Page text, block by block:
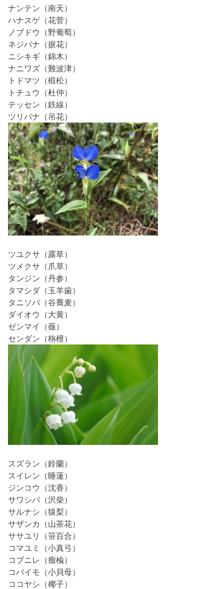
ナンテン（南天）
ハナスゲ（花菅）
ノブドウ（野葡萄）
ネジバナ（捩花）
ニシキギ（錦木）
ナニワズ（難波津）
トドマツ（椴松）
トチュウ（杜仲）
テッセン（鉄線）
ツリバナ（吊花）
ツユクサ（露草）
ツメクサ（爪草）
タンジン（丹参）
タマシダ（玉羊歯）
タニソバ（谷蕎麦）
ダイオウ（大黄）
ゼンマイ（薇）
センダン（栴檀）
スズラン（鈴蘭）
スイレン（睡蓮）
ジンコウ（沈香）
サワシバ（沢柴）
サルナシ（猿梨）
サザンカ（山茶花）
ササユリ（笹百合）
コマユミ（小真弓）
コブニレ（瘤楡）
コバイモ（小貝母）
ココヤシ（椰子）